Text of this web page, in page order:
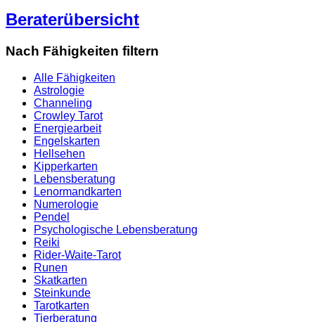
Beraterübersicht
Nach Fähigkeiten filtern
Alle Fähigkeiten
Astrologie
Channeling
Crowley Tarot
Energiearbeit
Engelskarten
Hellsehen
Kipperkarten
Lebensberatung
Lenormandkarten
Numerologie
Pendel
Psychologische Lebensberatung
Reiki
Rider-Waite-Tarot
Runen
Skatkarten
Steinkunde
Tarotkarten
Tierberatung